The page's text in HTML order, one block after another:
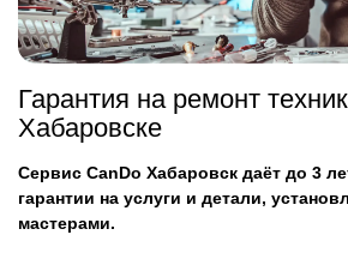
Гарантия на ремонт
Хабаровске
Сервис CanDo Хабаровск даёт до 3
гарантии на услуги и детали,
мастерами.